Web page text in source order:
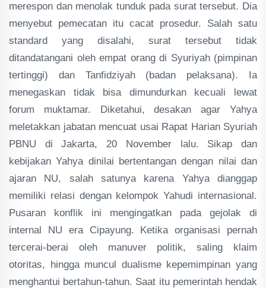
merespon dan menolak tunduk pada surat tersebut. Dia
menyebut pemecatan itu cacat prosedur. Salah satu
standard yang disalahi, surat tersebut tidak
ditandatangani oleh empat orang di Syuriyah (pimpinan
tertinggi) dan Tanfidziyah (badan pelaksana). Ia
menegaskan tidak bisa dimundurkan kecuali lewat
forum muktamar. Diketahui, desakan agar Yahya
meletakkan jabatan mencuat usai Rapat Harian Syuriah
PBNU di Jakarta, 20 November lalu. Sikap dan
kebijakan Yahya dinilai bertentangan dengan nilai dan
ajaran NU, salah satunya karena Yahya dianggap
memiliki relasi dengan kelompok Yahudi internasional.
Pusaran konflik ini mengingatkan pada gejolak di
internal NU era Cipayung. Ketika organisasi pernah
tercerai-berai oleh manuver politik, saling klaim
otoritas, hingga muncul dualisme kepemimpinan yang
menghantui bertahun-tahun. Saat itu pemerintah hendak